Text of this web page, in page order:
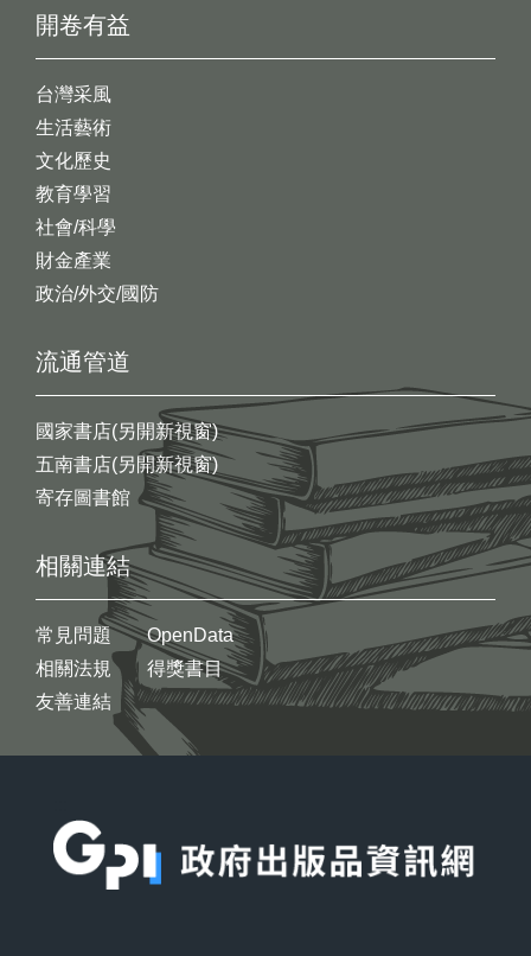
開卷有益
台灣采風
生活藝術
文化歷史
教育學習
社會/科學
財金產業
政治/外交/國防
流通管道
國家書店(另開新視窗)
五南書店(另開新視窗)
寄存圖書館
相關連結
常見問題
相關法規
友善連結
OpenData
得獎書目